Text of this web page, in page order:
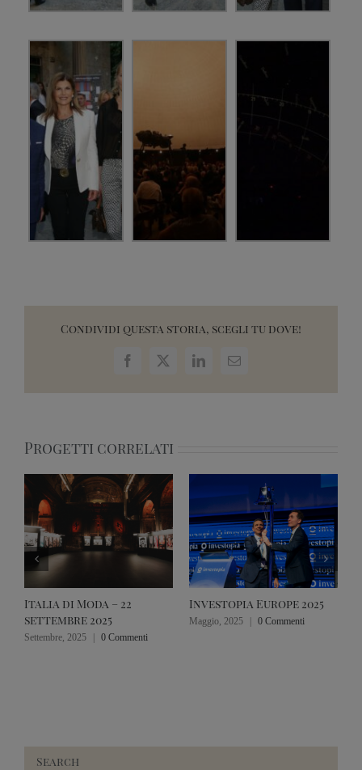
Condividi questa storia, scegli tu dove!
Facebook
X LinkedInEmail
Progetti correlati
Italia di Moda – 22
settembre 2025
Settembre, 2025 | 0 Commenti
Investopia Europe 2025
Maggio, 2025 | 0 Commenti
Search